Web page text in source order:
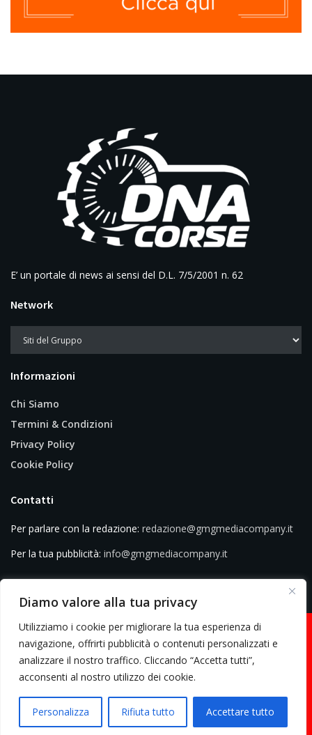
Diamo valore alla tua privacy
Utilizziamo i cookie per migliorare la tua esperienza di
navigazione, offrirti pubblicità o contenuti personalizzati e
analizzare il nostro traffico. Cliccando “Accetta tutti”,
acconsenti al nostro utilizzo dei cookie.
Personalizza Rifiuta tutto Accettare tutto
E’ un portale di news ai sensi del D.L. 7/5/2001 n. 62
Network
Informazioni
Chi Siamo
Termini & Condizioni
Privacy Policy
Cookie Policy
Contatti
Per parlare con la redazione: redazione@gmgmediacompany.it
Per la tua pubblicità: info@gmgmediacompany.it
03234710642 | C.F: MSSGLC89D15L483O | REA: AV - 313130 | Domicilio
digitale: gmgmediacompany@pec.it